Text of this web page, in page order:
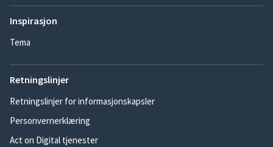
Inspirasjon
Tema
Retningslinjer
Retningslinjer for informasjonskapsler
Personvernerklæring
Act on Digital tjenester